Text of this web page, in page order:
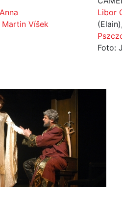
Anna
Martin Víšek
Libor
(Elain),
Foto: